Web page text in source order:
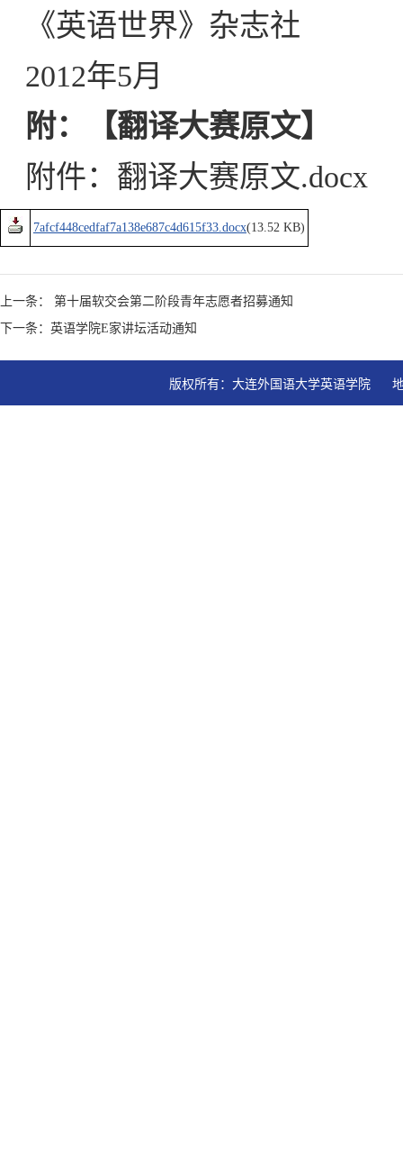
《英语世界》杂志社
2012年5月
附：【翻译大赛原文】
附件：翻译大赛原文.docx
7afcf448cedfaf7a138e687c4d615f33.docx(13.52 KB)
上一条： 第十届软交会第二阶段青年志愿者招募通知
下一条：英语学院E家讲坛活动通知
版权所有：大连外国语大学英语学院